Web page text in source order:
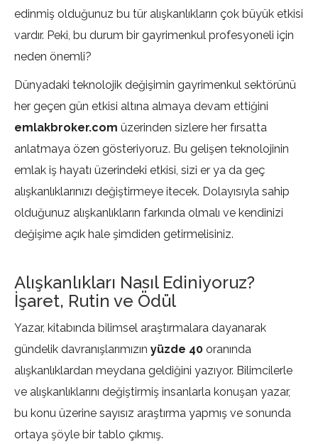
edinmiş olduğunuz bu tür alışkanlıkların çok büyük etkisi
vardır. Peki, bu durum bir gayrimenkul profesyoneli için
neden önemli?
Dünyadaki teknolojik değişimin gayrimenkul sektörünü
her geçen gün etkisi altına almaya devam ettiğini
emlakbroker.com üzerinden sizlere her fırsatta
anlatmaya özen gösteriyoruz. Bu gelişen teknolojinin
emlak iş hayatı üzerindeki etkisi, sizi er ya da geç
alışkanlıklarınızı değiştirmeye itecek. Dolayısıyla sahip
olduğunuz alışkanlıkların farkında olmalı ve kendinizi
değişime açık hale şimdiden getirmelisiniz.
Alışkanlıkları Nasıl Ediniyoruz?
İşaret, Rutin ve Ödül
Yazar, kitabında bilimsel araştırmalara dayanarak
gündelik davranışlarımızın yüzde 40 oranında
alışkanlıklardan meydana geldiğini yazıyor. Bilimcilerle
ve alışkanlıklarını değiştirmiş insanlarla konuşan yazar,
bu konu üzerine sayısız araştırma yapmış ve sonunda
ortaya şöyle bir tablo çıkmış.